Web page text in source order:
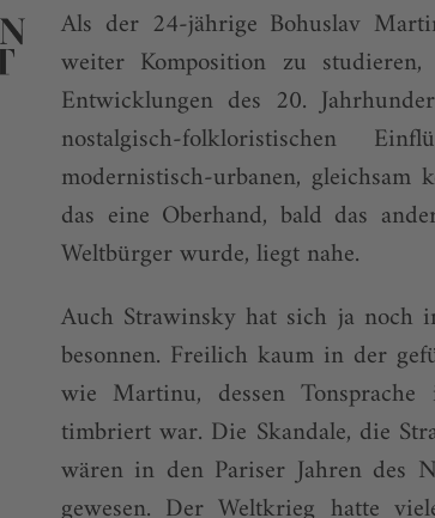
Als der 24-jährige Bohuslav
weiter Komposition zu
Entwicklungen des 20.
nostalgisch-folkloristischen
modernistisch-urbanen,
das eine Oberhand, bald das
Weltbürger wurde, liegt nahe.
Auch Strawinsky hat sich ja noch
besonnen. Freilich kaum in der
wie Martinu, dessen
timbriert war. Die Skandale, die
wären in den Pariser Jahren des
gewesen. Der Weltkrieg hatte